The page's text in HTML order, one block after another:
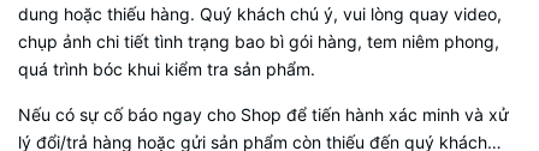
dung hoặc thiếu hàng. Quý khách chú ý, vui lòng quay video,
chụp ảnh chi tiết tình trạng bao bì gói hàng, tem niêm phong,
quá trình bóc khui kiểm tra sản phẩm.
Nếu có sự cố báo ngay cho Shop để tiến hành xác minh và xử
lý đổi/trả hàng hoặc gửi sản phẩm còn thiếu đến quý khách…